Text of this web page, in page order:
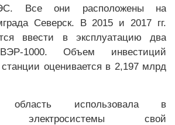
Все они расположены на
Северск. В 2015 и 2017 гг.
ввести в эксплуатацию два
1000. Объем инвестиций
станции оценивается в 2,197 млрд
область использовала в
электросистемы свой